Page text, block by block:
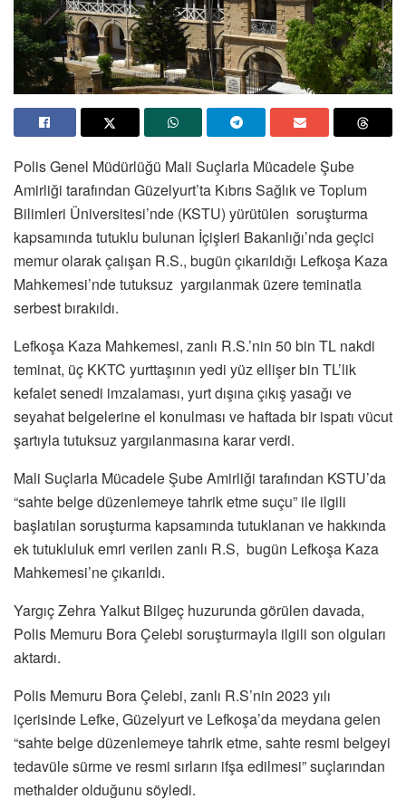
Polis Genel Müdürlüğü Mali Suçlarla Mücadele Şube
Amirliği tarafından Güzelyurt’ta Kıbrıs Sağlık ve Toplum
Bilimleri Üniversitesi’nde (KSTU) yürütülen soruşturma
kapsamında tutuklu bulunan İçişleri Bakanlığı’nda geçici
memur olarak çalışan R.S., bugün çıkarıldığı Lefkoşa Kaza
Mahkemesi’nde tutuksuz yargılanmak üzere teminatla
serbest bırakıldı.
Lefkoşa Kaza Mahkemesi, zanlı R.S.’nin 50 bin TL nakdi
teminat, üç KKTC yurttaşının yedi yüz ellişer bin TL’lik
kefalet senedi imzalaması, yurt dışına çıkış yasağı ve
seyahat belgelerine el konulması ve haftada bir ispatı vücut
şartıyla tutuksuz yargılanmasına karar verdi.
Mali Suçlarla Mücadele Şube Amirliği tarafından KSTU’da
“sahte belge düzenlemeye tahrik etme suçu” ile ilgili
başlatılan soruşturma kapsamında tutuklanan ve hakkında
ek tutukluluk emri verilen zanlı R.S, bugün Lefkoşa Kaza
Mahkemesi’ne çıkarıldı.
Yargıç Zehra Yalkut Bilgeç huzurunda görülen davada,
Polis Memuru Bora Çelebi soruşturmayla ilgili son olguları
aktardı.
Polis Memuru Bora Çelebi, zanlı R.S’nin 2023 yılı
içerisinde Lefke, Güzelyurt ve Lefkoşa’da meydana gelen
“sahte belge düzenlemeye tahrik etme, sahte resmi belgeyi
tedavüle sürme ve resmi sırların ifşa edilmesi” suçlarından
methalder olduğunu söyledi.